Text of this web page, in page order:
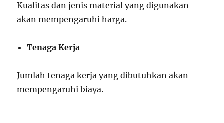
Kualitas dan jenis material yang digunakan
akan mempengaruhi harga.
Tenaga Kerja
Jumlah tenaga kerja yang dibutuhkan akan
mempengaruhi biaya.